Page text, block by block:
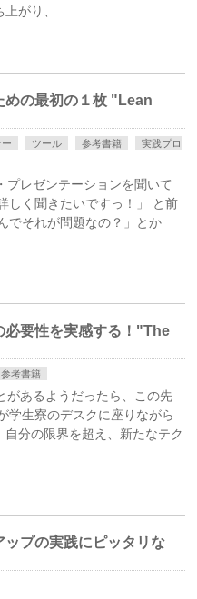
上がり、 …
めの最初の１枚 "Lean
ツール 参考書籍
実践プロ
レゼンテーションを聞いて
しく聞きたいですっ！」 と前
でそれが問題なの？」とか
必要性を実感する！"The
参考書籍
あるようだったら、この先
学生寮のデスクに座りながら
分の限界を超え、新たなテク
ップの実践にピッタリな